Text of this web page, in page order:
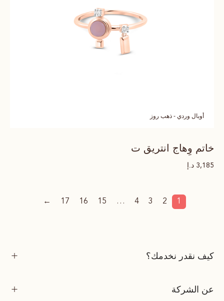
أوبال وردي - ذهب روز
خاتم وِهاج انتريق ت
3,185 د.إ
1
2
3
4
…
15
16
17
←
كيف نقدر نخدمك؟
عن الشركة